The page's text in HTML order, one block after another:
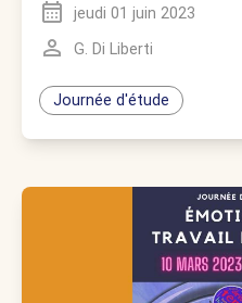
jeudi 01 juin 2023
G. Di Liberti
Journée d'étude